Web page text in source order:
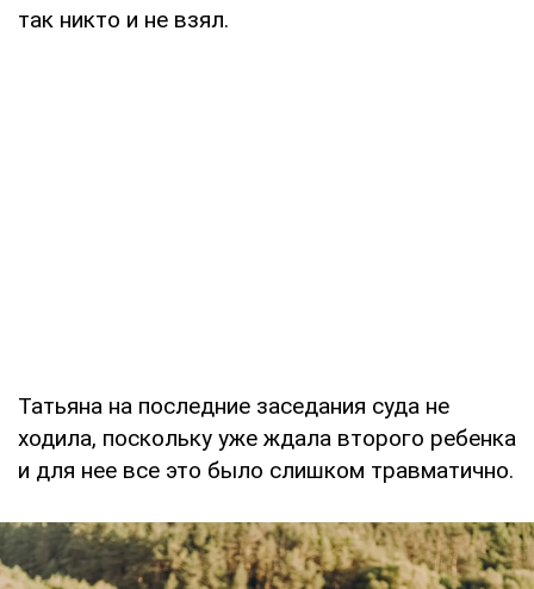
так никто и не взял.
Татьяна на последние заседания суда не
ходила, поскольку уже ждала второго ребенка
и для нее все это было слишком травматично.